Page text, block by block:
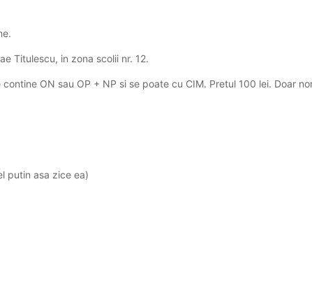
Titulescu, in zona scolii nr. 12.
ON sau OP + NP si se poate cu CIM. Pretul 100 lei. Doar
putin asa zice ea)